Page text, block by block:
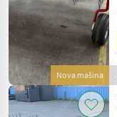
Nova mašina